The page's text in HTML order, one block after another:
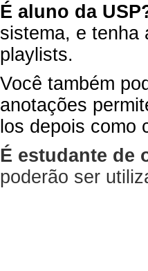
É aluno da
sistema, e tenha
playlists.
Você também
anotações
los depois como
É estudante de
poderão ser